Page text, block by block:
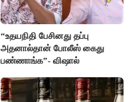
“உதயநிதி பேசினது தப்பு
அதனால்தான் போலீஸ் கைது
பண்ணாங்க”- விஷால்